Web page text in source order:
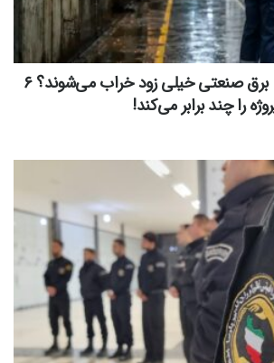
چرا بعضی تجهیزات برق صنعتی خیلی زود خراب می‌شوند؟ ۶
را چند برابر می‌کند!